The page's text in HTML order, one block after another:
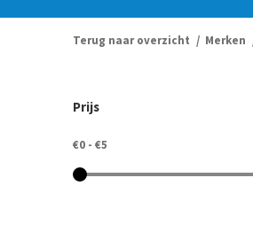
Terug naar overzicht Merken
Prijs
€0 - €5